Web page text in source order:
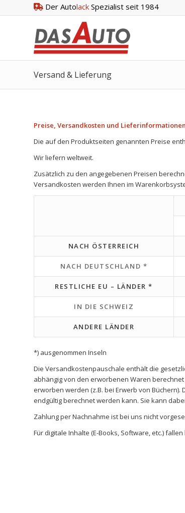
Der Autolack Spezialist seit 1984
Versand & Lieferung
Preise, Versandkosten und Lieferinformationen
Die auf den Produktseiten genannten Preise
Wir liefern weltweit.
Zusätzlich zu den angegebenen Preisen
Versandkosten werden Ihnen im
NACH ÖSTERREICH
NACH DEUTSCHLAND *
RESTLICHE EU – LÄNDER *
IN DIE SCHWEIZ
ANDERE LÄNDER
*) ausgenommen Inseln
Die Versandkostenpauschale enthält die
abhängig von den erworbenen Waren
erworben werden (z.B. bei Erwerb von
endgültig berechnet werden kann. Sie kann
Zahlung per Nachnahme ist bei uns nicht
Für digitale Inhalte (E-Books, Software, etc.)